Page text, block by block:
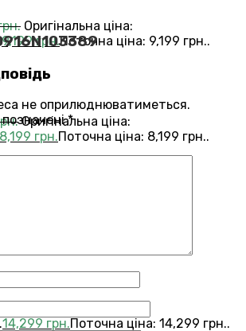
Оригінальна ціна:
9,199грн.Поточна ціна: 9,199 грн..
Оригінальна ціна:
8,199 грн.Поточна ціна: 8,199 грн..
14,299 грн.Поточна ціна: 14,299 грн..
не оприлюднюватиметься.
позначені*